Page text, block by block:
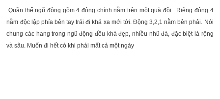
Quần thể ngũ động gồm 4 động chính nằm trên một quà đồi. Riêng động 4
nằm độc lập phía bên tay trái đi khá xa mới tới. Động 3,2,1 nằm bên phải. Nói
chung các hang trong ngũ động đều khá đẹp, nhiều nhũ đá, đặc biệt là rộng
và sâu. Muốn đi hết có khi phải mất cả một ngày